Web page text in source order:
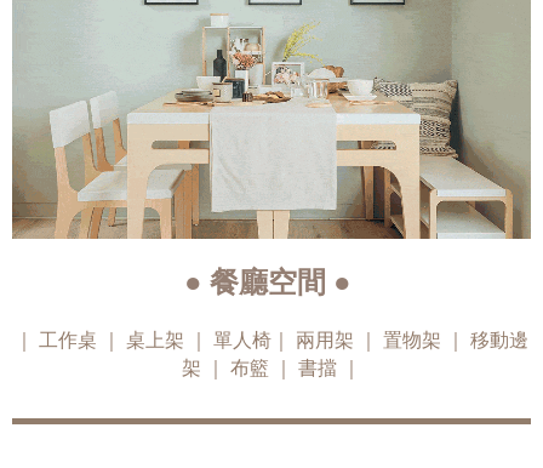
● 餐廳空間 ●
｜ 工作桌 ｜ 桌上架 ｜ 單人椅 ｜ 兩用架 ｜ 置物架 ｜ 移動邊
架 ｜ 布籃 ｜ 書擋 ｜